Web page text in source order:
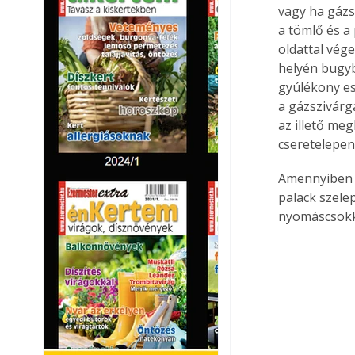
vagy ha
a tömlő és
oldattal
helyén
gyúlékony
a
az illető
palack